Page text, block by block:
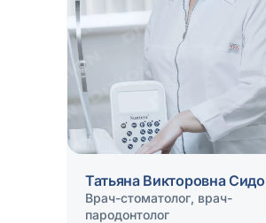
Татьяна Викторовна
Врач-стоматолог, врач-
пародонтолог